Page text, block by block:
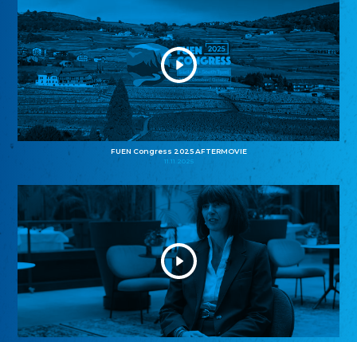
FUEN Congress 2025 AFTERMOVIE
11.11.2025